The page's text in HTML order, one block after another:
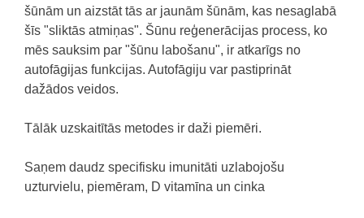
šūnām un aizstāt tās ar jaunām šūnām, kas nesaglabā
šīs "sliktās atmiņas". Šūnu reģenerācijas process, ko
mēs sauksim par "šūnu labošanu", ir atkarīgs no
autofāgijas funkcijas. Autofāgiju var pastiprināt
dažādos veidos.
Tālāk uzskaitītās metodes ir daži piemēri.
Saņem daudz specifisku imunitāti uzlabojošu
uzturvielu, piemēram, D vitamīna un cinka